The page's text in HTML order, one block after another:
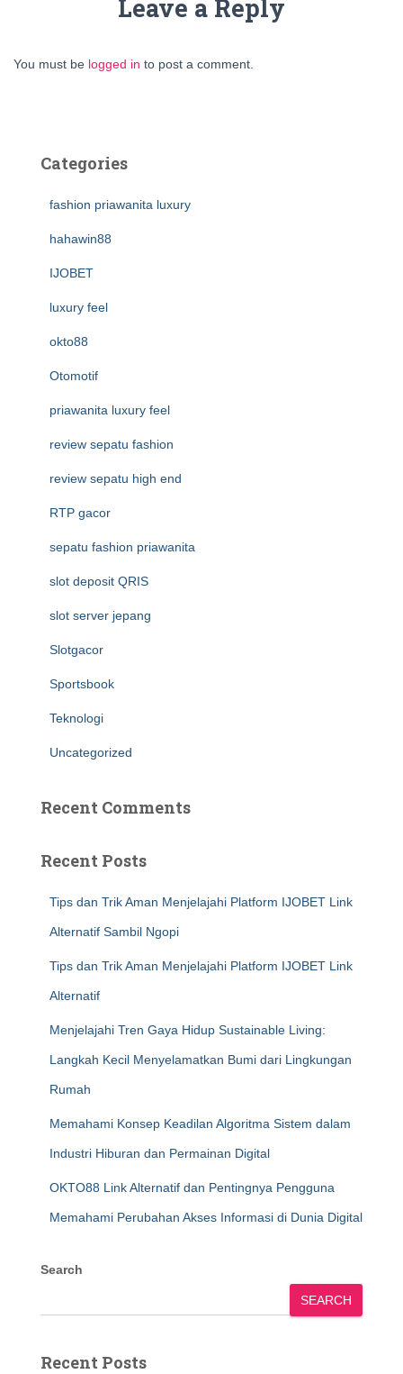
Leave a Reply
You must be logged in to post a comment.
Categories
fashion priawanita luxury
hahawin88
IJOBET
luxury feel
okto88
Otomotif
priawanita luxury feel
review sepatu fashion
review sepatu high end
RTP gacor
sepatu fashion priawanita
slot deposit QRIS
slot server jepang
Slotgacor
Sportsbook
Teknologi
Uncategorized
Recent Comments
Recent Posts
Tips dan Trik Aman Menjelajahi Platform IJOBET Link
Alternatif Sambil Ngopi
Tips dan Trik Aman Menjelajahi Platform IJOBET Link
Alternatif
Menjelajahi Tren Gaya Hidup Sustainable Living:
Langkah Kecil Menyelamatkan Bumi dari Lingkungan
Rumah
Memahami Konsep Keadilan Algoritma Sistem dalam
Industri Hiburan dan Permainan Digital
OKTO88 Link Alternatif dan Pentingnya Pengguna
Memahami Perubahan Akses Informasi di Dunia Digital
Search
SEARCH
Recent Posts